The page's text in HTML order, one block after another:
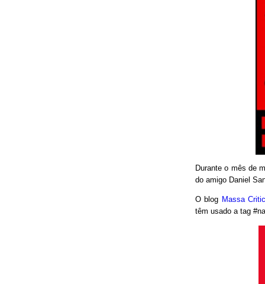
Durante o mês de
do amigo Daniel
O blog Massa
têm usado a tag